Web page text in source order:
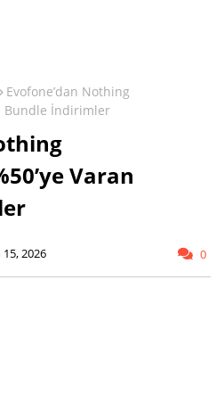
Evofone’dan Nothing
Bundle İndirimler
Varan
2026 0